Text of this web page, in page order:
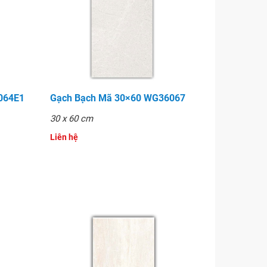
Gạch Bạch Mã 30×60 WG36067
30 x 60 cm
Liên hệ